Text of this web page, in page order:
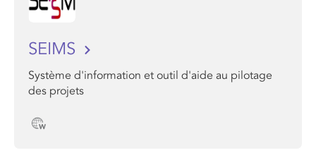
SEIMS
Système d'information et outil d'aide au pilotage
des projets